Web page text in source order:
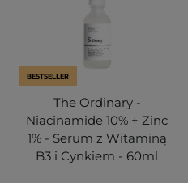
BESTSELLER
The Ordinary -
Niacinamide 10% + Zinc
1% - Serum z Witaminą
B3 i Cynkiem - 60ml